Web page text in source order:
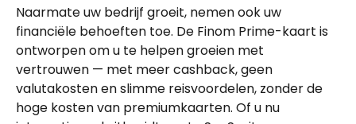
Naarmate uw bedrijf groeit, nemen ook uw
financiële behoeften toe. De Finom Prime-kaart is
ontworpen om u te helpen groeien met
vertrouwen — met meer cashback, geen
valutakosten en slimme reisvoordelen, zonder de
hoge kosten van premiumkaarten. Of u nu